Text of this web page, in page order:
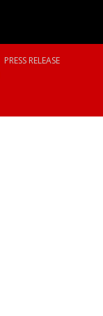
PRESS RELEASE